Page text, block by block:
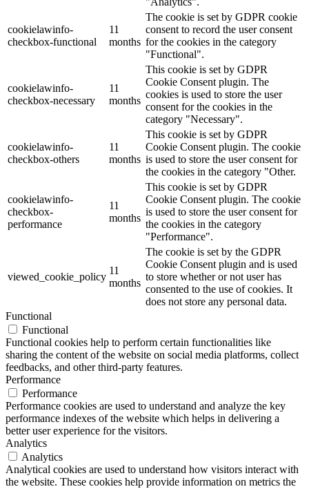
cookielawinfo-
checkbox-functional
11
months
The cookie is set by GDPR cookie
consent to record the user consent
for the cookies in the category
"Functional".
cookielawinfo-
checkbox-necessary
11
months
This cookie is set by GDPR
Cookie Consent plugin. The
cookies is used to store the user
consent for the cookies in the
category "Necessary".
cookielawinfo-
checkbox-others
11
months
This cookie is set by GDPR
Cookie Consent plugin. The cookie
is used to store the user consent for
the cookies in the category "Other.
cookielawinfo-
checkbox-
performance
11
months
This cookie is set by GDPR
Cookie Consent plugin. The cookie
is used to store the user consent for
the cookies in the category
"Performance".
viewed_cookie_policy
11
months
The cookie is set by the GDPR
Cookie Consent plugin and is used
to store whether or not user has
consented to the use of cookies. It
does not store any personal data.
Functional
Functional
Functional cookies help to perform certain functionalities like
sharing the content of the website on social media platforms, collect
feedbacks, and other third-party features.
Performance
Performance
Performance cookies are used to understand and analyze the key
performance indexes of the website which helps in delivering a
better user experience for the visitors.
Analytics
Analytics
Analytical cookies are used to understand how visitors interact with
the website. These cookies help provide information on metrics the